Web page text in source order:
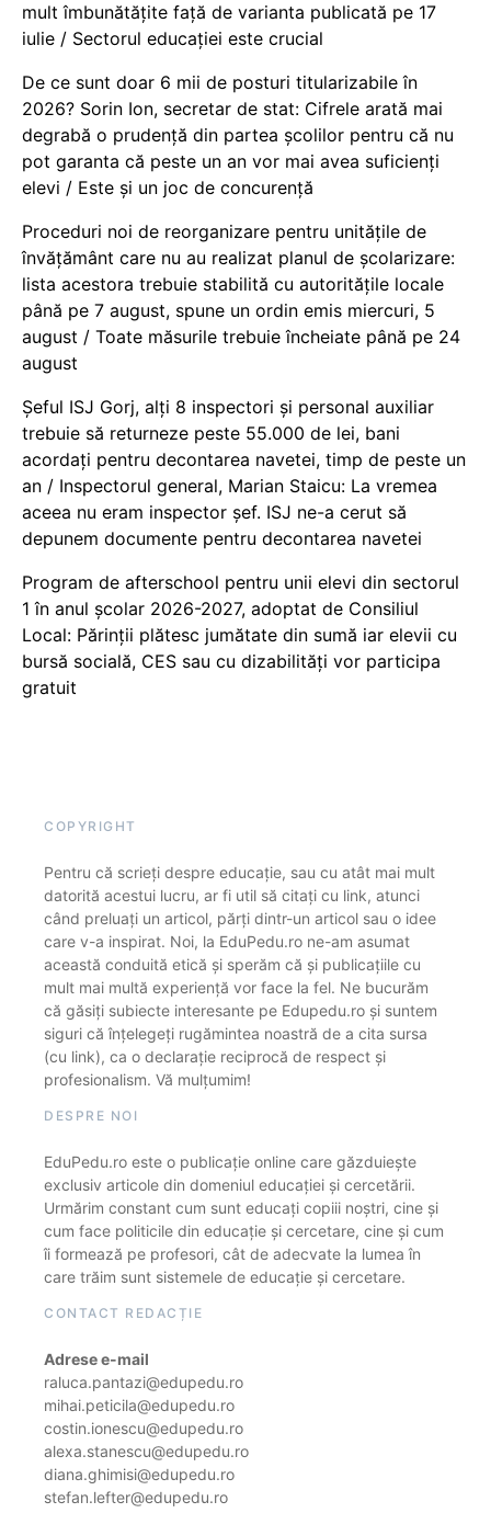
mult îmbunătățite față de varianta publicată pe 17
iulie / Sectorul educației este crucial
De ce sunt doar 6 mii de posturi titularizabile în
2026? Sorin Ion, secretar de stat: Cifrele arată mai
degrabă o prudență din partea școlilor pentru că nu
pot garanta că peste un an vor mai avea suficienți
elevi / Este și un joc de concurență
Proceduri noi de reorganizare pentru unitățile de
învățământ care nu au realizat planul de școlarizare:
lista acestora trebuie stabilită cu autoritățile locale
până pe 7 august, spune un ordin emis miercuri, 5
august / Toate măsurile trebuie încheiate până pe 24
august
Șeful ISJ Gorj, alți 8 inspectori și personal auxiliar
trebuie să returneze peste 55.000 de lei, bani
acordați pentru decontarea navetei, timp de peste un
an / Inspectorul general, Marian Staicu: La vremea
aceea nu eram inspector șef. ISJ ne-a cerut să
depunem documente pentru decontarea navetei
Program de afterschool pentru unii elevi din sectorul
1 în anul școlar 2026-2027, adoptat de Consiliul
Local: Părinții plătesc jumătate din sumă iar elevii cu
bursă socială, CES sau cu dizabilităţi vor participa
gratuit
COPYRIGHT
Pentru că scrieți despre educație, sau cu atât mai mult
datorită acestui lucru, ar fi util să citați cu link, atunci
când preluați un articol, părți dintr-un articol sau o idee
care v-a inspirat. Noi, la EduPedu.ro ne-am asumat
această conduită etică și sperăm că și publicațiile cu
mult mai multă experiență vor face la fel. Ne bucurăm
că găsiți subiecte interesante pe Edupedu.ro și suntem
siguri că înțelegeți rugămintea noastră de a cita sursa
(cu link), ca o declarație reciprocă de respect și
profesionalism. Vă mulțumim!
DESPRE NOI
EduPedu.ro este o publicație online care găzduiește
exclusiv articole din domeniul educației și cercetării.
Urmărim constant cum sunt educați copiii noștri, cine și
cum face politicile din educație și cercetare, cine și cum
îi formează pe profesori, cât de adecvate la lumea în
care trăim sunt sistemele de educație și cercetare.
CONTACT REDACȚIE
Adrese e-mail
raluca.pantazi@edupedu.ro
mihai.peticila@edupedu.ro
costin.ionescu@edupedu.ro
alexa.stanescu@edupedu.ro
diana.ghimisi@edupedu.ro
stefan.lefter@edupedu.ro